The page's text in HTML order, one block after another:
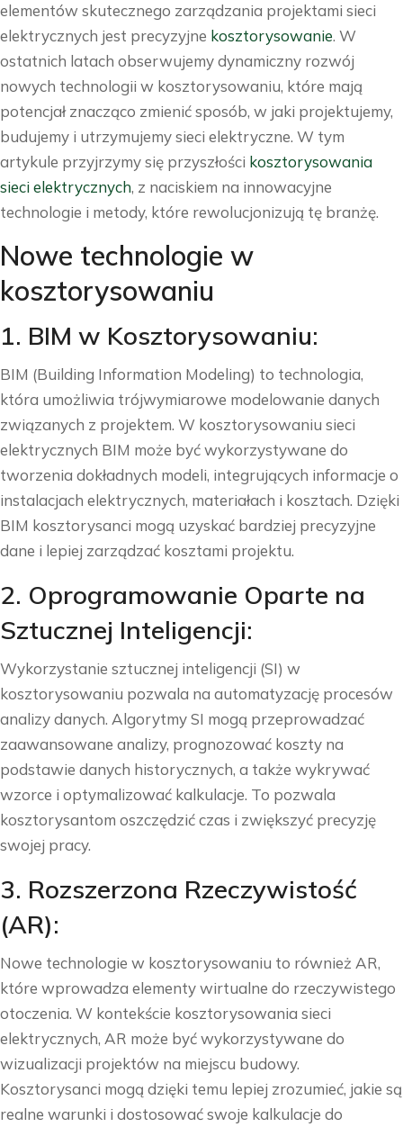
elementów skutecznego zarządzania projektami sieci
elektrycznych jest precyzyjne kosztorysowanie. W
ostatnich latach obserwujemy dynamiczny rozwój
nowych technologii w kosztorysowaniu, które mają
potencjał znacząco zmienić sposób, w jaki projektujemy,
budujemy i utrzymujemy sieci elektryczne. W tym
artykule przyjrzymy się przyszłości kosztorysowania
sieci elektrycznych, z naciskiem na innowacyjne
technologie i metody, które rewolucjonizują tę branżę.
Nowe technologie w
kosztorysowaniu
1. BIM w Kosztorysowaniu:
BIM (Building Information Modeling) to technologia,
która umożliwia trójwymiarowe modelowanie danych
związanych z projektem. W kosztorysowaniu sieci
elektrycznych BIM może być wykorzystywane do
tworzenia dokładnych modeli, integrujących informacje o
instalacjach elektrycznych, materiałach i kosztach. Dzięki
BIM kosztorysanci mogą uzyskać bardziej precyzyjne
dane i lepiej zarządzać kosztami projektu.
2. Oprogramowanie Oparte na
Sztucznej Inteligencji:
Wykorzystanie sztucznej inteligencji (SI) w
kosztorysowaniu pozwala na automatyzację procesów
analizy danych. Algorytmy SI mogą przeprowadzać
zaawansowane analizy, prognozować koszty na
podstawie danych historycznych, a także wykrywać
wzorce i optymalizować kalkulacje. To pozwala
kosztorysantom oszczędzić czas i zwiększyć precyzję
swojej pracy.
3. Rozszerzona Rzeczywistość
(AR):
Nowe technologie w kosztorysowaniu to również AR,
które wprowadza elementy wirtualne do rzeczywistego
otoczenia. W kontekście kosztorysowania sieci
elektrycznych, AR może być wykorzystywane do
wizualizacji projektów na miejscu budowy.
Kosztorysanci mogą dzięki temu lepiej zrozumieć, jakie są
realne warunki i dostosować swoje kalkulacje do